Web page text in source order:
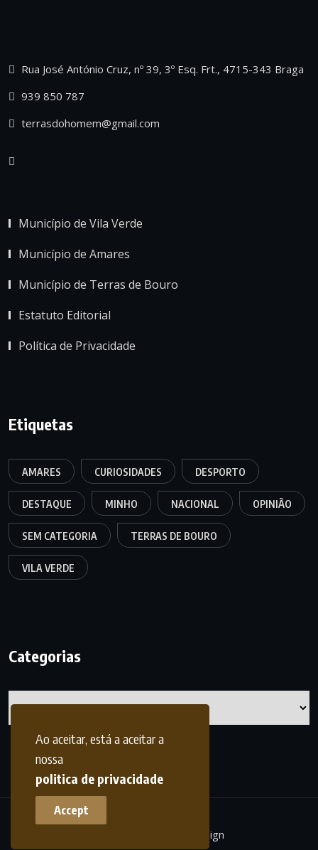
Ao aceitar, está a aceitar a
nossa
politica de privacidade
Accept
Rua José António Cruz, nº 39, 3º Esq. Frt., 4715-343 Braga
939 850 787
terrasdohomem@gmail.com
Município de Vila Verde
Município de Amares
Município de Terras de Bouro
Estatuto Editorial
Política de Privacidade
Etiquetas
AMARES CURIOSIDADES DESPORTO
DESTAQUE MINHO NACIONAL OPINIÃO
SEM CATEGORIA TERRAS DE BOURO
VILA VERDE
Categorias
frdesign